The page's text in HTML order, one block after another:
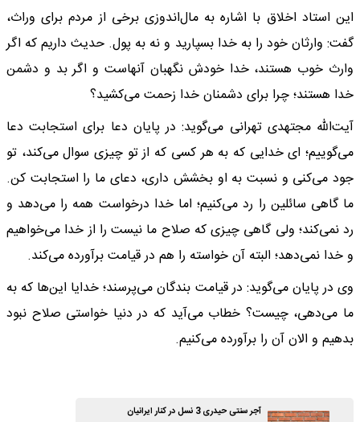
این استاد اخلاق با اشاره به مال‌اندوزی برخی از مردم برای وراث،
گفت: وارثان خود را به خدا بسپارید و نه به پول. حدیث داریم که اگر
وارث خوب هستند، خدا خودش نگهبان آنهاست و اگر بد و دشمن
خدا هستند؛ چرا برای دشمنان خدا زحمت می‌کشید؟
آیت‌الله مجتهدی تهرانی می‌گوید: در پایان دعا برای استجابت دعا
می‌گوییم؛‌ ای خدایی که به هر کسی که از تو چیزی سوال می‌کند، تو
جود می‌کنی و نسبت به او بخشش داری، دعای ما را استجابت کن.
ما گاهی سائلین را رد می‌کنیم؛ اما خدا درخواست همه را می‌دهد و
رد نمی‌کند؛ ولی گاهی چیزی که صلاح ما نیست را از خدا می‌خواهیم
و خدا نمی‌دهد؛ البته آن خواسته را هم در قیامت برآورده می‌کند.
وی در پایان می‌گوید: در قیامت بندگان می‌پرسند؛ خدایا این‌ها که به
ما می‌دهی، چیست؟ خطاب می‌آید که در دنیا خواستی صلاح نبود
بدهیم و الان آن را برآورده می‌کنیم.
آجر سنتی حیدری 3 نسل در کنار ایرانیان